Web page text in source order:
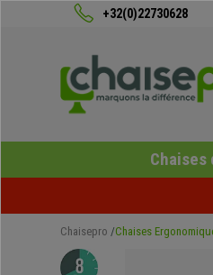
+32(0)22730628
Chaises
Chaisepro Chaises